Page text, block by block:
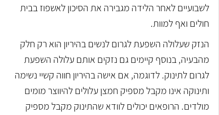
לשבועיים לאחר הלידה מגבירה את הסיכון לאשפוז בבית
חולים ואף למוות.
הנזק שעלולה השפעת לגרום לנשים בהיריון הוא רק חלק
מהבעיה, בנוסף קיימים גם נזקים אותם עלולה השפעת
לגרום לתינוק. לדוגמה, אם אישה בהיריון חווה קשיי נשימה
ותינוקה אינו מקבל מספיק חמצן עלולים להיווצר מומים
מולדים. הרופאים יכולים לוודא שהתינוק מקבל מספיק